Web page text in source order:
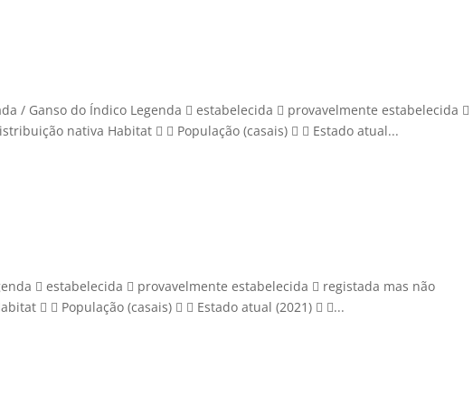
/ Ganso do Índico Legenda  estabelecida  provavelmente estabelecida 
nativa Habitat   População (casais)   Estado atual...
 estabelecida  provavelmente estabelecida  registada mas não
  População (casais)   Estado atual (2021)  ...